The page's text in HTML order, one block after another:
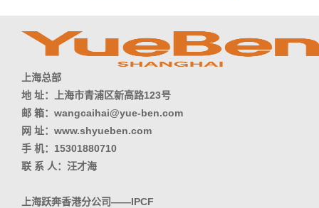
上海总部
地 址：上海市青浦区新高路123号
邮 箱：wangcaihai@yue-ben.com
网 址：www.shyueben.com
手 机：15301880710
联 系 人：汪才海
上海跃奔香港分公司——IPCF